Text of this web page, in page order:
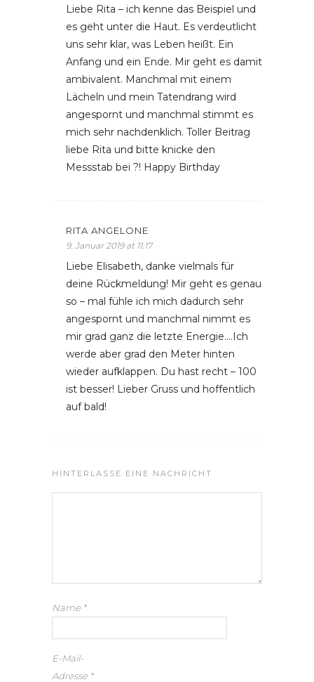
Liebe Rita – ich kenne das Beispiel und
es geht unter die Haut. Es verdeutlicht
uns sehr klar, was Leben heißt. Ein
Anfang und ein Ende. Mir geht es damit
ambivalent. Manchmal mit einem
Lächeln und mein Tatendrang wird
angespornt und manchmal stimmt es
mich sehr nachdenklich. Toller Beitrag
liebe Rita und bitte knicke den
Messstab bei ?! Happy Birthday
RITA ANGELONE
9. Januar 2019 at 11:17
Liebe Elisabeth, danke vielmals für
deine Rückmeldung! Mir geht es genau
so – mal fühle ich mich dadurch sehr
angespornt und manchmal nimmt es
mir grad ganz die letzte Energie….Ich
werde aber grad den Meter hinten
wieder aufklappen. Du hast recht – 100
ist besser! Lieber Gruss und hoffentlich
auf bald!
HINTERLASSE EINE NACHRICHT
Name *
E-Mail-
Adresse *